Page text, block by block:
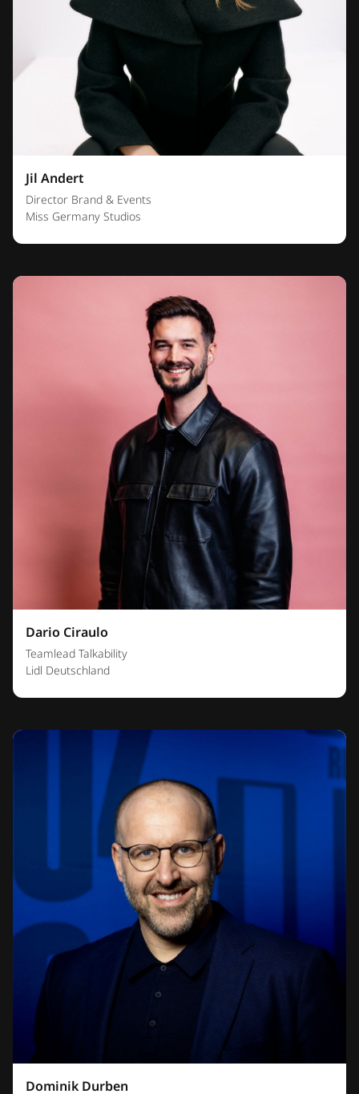
Jil Andert
Director Brand & Events
Miss Germany Studios
Dario Ciraulo
Teamlead Talkability
Lidl Deutschland
Dominik Durben